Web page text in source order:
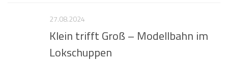
27.08.2024
Klein trifft Groß – Modellbahn im
Lokschuppen